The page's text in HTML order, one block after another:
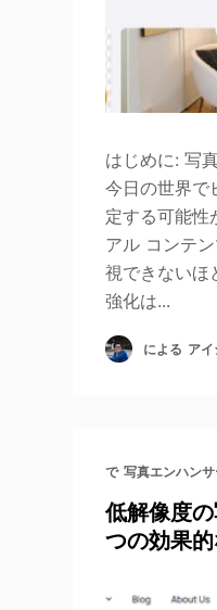
はじめに: 写
今日の世界で
定する可能性
アル コンテ
視できないほ
強化は...
による アイ
で 写真エンハン
低解像度
つの効果